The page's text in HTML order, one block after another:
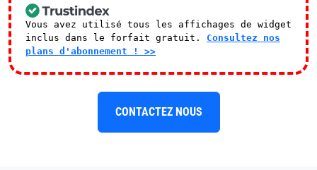
Vous avez utilisé tous les affichages de widget
inclus dans le forfait gratuit. Consultez nos
plans d'abonnement ! >>
CONTACTEZ NOUS